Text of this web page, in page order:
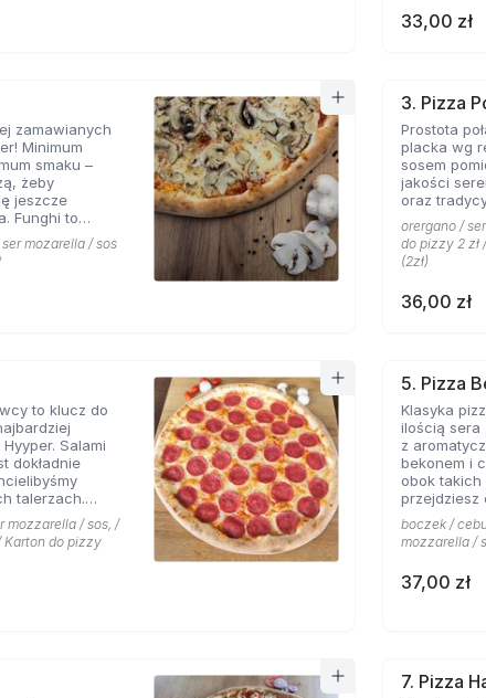
33,00 zł
zamawianych
Minimum
smaku –
żeby
jeszcze
Funghi to
nie można
mozarella / sos
3. Pizza
Prostota
placka wg
sosem
jakości
oraz
orergano /
do pizzy 2 zł
(2zł)
36,00 zł
to klucz do
Salami
dokładnie
talerzach.
mozarelli i
miłośnicy
przejdą
mozzarella / sos, /
Karton do pizzy
5. Pizza
Klasyka
ilością sera
z
bekonem i
obok takich zapachów nie
przejdziesz
boczek /
mozzarella /
37,00 zł
7. Pizza